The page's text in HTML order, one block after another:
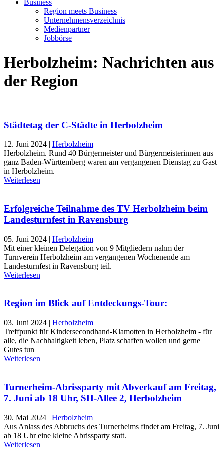
Business
Region meets Business
Unternehmensverzeichnis
Medienpartner
Jobbörse
Herbolzheim: Nachrichten aus
der Region
Städtetag der C-Städte in Herbolzheim
12. Juni 2024 | Herbolzheim
Herbolzheim. Rund 40 Bürgermeister und Bürgermeisterinnen aus
ganz Baden-Württemberg waren am vergangenen Dienstag zu Gast
in Herbolzheim.
Weiterlesen
Erfolgreiche Teilnahme des TV Herbolzheim beim
Landesturnfest in Ravensburg
05. Juni 2024 | Herbolzheim
Mit einer kleinen Delegation von 9 Mitgliedern nahm der
Turnverein Herbolzheim am vergangenen Wochenende am
Landesturnfest in Ravensburg teil.
Weiterlesen
Region im Blick auf Entdeckungs-Tour:
03. Juni 2024 | Herbolzheim
Treffpunkt für Kindersecondhand-Klamotten in Herbolzheim - für
alle, die Nachhaltigkeit leben, Platz schaffen wollen und gerne
Gutes tun
Weiterlesen
Turnerheim-Abrissparty mit Abverkauf am Freitag,
7. Juni ab 18 Uhr, SH-Allee 2, Herbolzheim
30. Mai 2024 | Herbolzheim
Aus Anlass des Abbruchs des Turnerheims findet am Freitag, 7. Juni
ab 18 Uhr eine kleine Abrissparty statt.
Weiterlesen